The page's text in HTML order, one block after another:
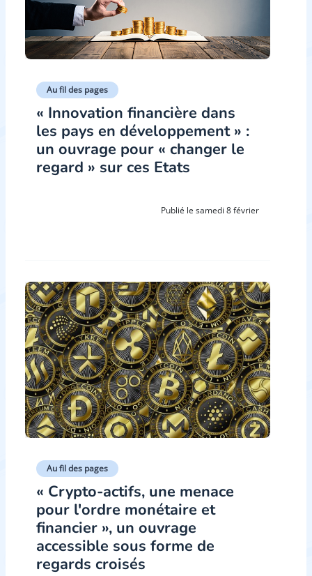
Au fil des pages
« Innovation financière dans
les pays en développement » :
un ouvrage pour « changer le
regard » sur ces Etats
Publié le samedi 8 février
Au fil des pages
« Crypto-actifs, une menace
pour l'ordre monétaire et
financier », un ouvrage
accessible sous forme de
regards croisés